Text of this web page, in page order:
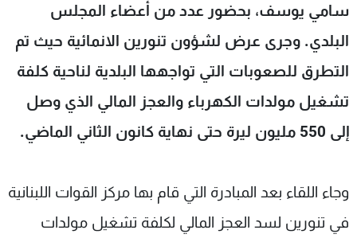
سامي يوسف، بحضور عدد من أعضاء المجلس
البلدي. وجرى عرض لشؤون تنورين الانمائية حيث تم
التطرق للصعوبات التي تواجهها البلدية لناحية كلفة
تشغيل مولدات الكهرباء والعجز المالي الذي وصل
إلى 550 مليون ليرة حتى نهاية كانون الثاني الماضي.
وجاء اللقاء بعد المبادرة التي قام بها مركز القوات اللبنانية
في تنورين لسد العجز المالي لكلفة تشغيل مولدات
سياسة الخصوصية